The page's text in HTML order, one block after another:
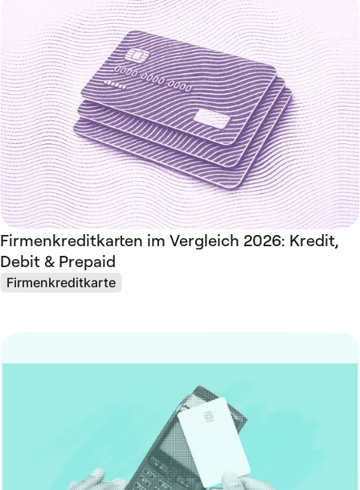
Firmenkreditkarten im Vergleich 2026: Kredit,
Debit & Prepaid
Firmenkreditkarte